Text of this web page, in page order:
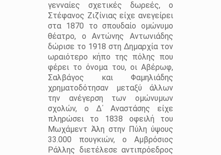
γενναίες σχετικές δωρεές, ο
Στέφανος Ζιζίνιας είχε ανεγείρει
στα 1870 το σπουδαίο ομώνυμο
θέατρο, ο Αντώνης Αντωνιάδης
δώρισε το 1918 στη Δημαρχία τον
ωραιότερο κήπο της πόλης που
φέρει το όνομα του, οι Αβέρωφ,
Σαλβάγος και Φαμηλιάδης
χρηματοδότησαν μεταξύ άλλων
την ανέγερση των ομώνυμων
σχολών, ο Δ΄ Αναστάσης είχε
πληρώσει το 1838 οφειλή του
Μωχάμεντ Άλη στην Πύλη ύψους
33.000 πουγκιών, ο Αμβρόσιος
Ράλλης διετέλεσε αντιπρόεδρος